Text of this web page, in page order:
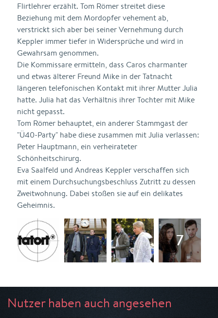
Flirtlehrer erzählt. Tom Römer streitet diese
Beziehung mit dem Mordopfer vehement ab,
verstrickt sich aber bei seiner Vernehmung durch
Keppler immer tiefer in Widersprüche und wird in
Gewahrsam genommen.
Die Kommissare ermitteln, dass Caros charmanter
und etwas älterer Freund Mike in der Tatnacht
längeren telefonischen Kontakt mit ihrer Mutter Julia
hatte. Julia hat das Verhältnis ihrer Tochter mit Mike
nicht gepasst.
Tom Römer behauptet, ein anderer Stammgast der
"Ü40-Party" habe diese zusammen mit Julia verlassen:
Peter Hauptmann, ein verheirateter
Schönheitschirurg.
Eva Saalfeld und Andreas Keppler verschaffen sich
mit einem Durchsuchungsbeschluss Zutritt zu dessen
Zweitwohnung. Dabei stoßen sie auf ein delikates
Geheimnis.
Nutzer haben auch angesehen